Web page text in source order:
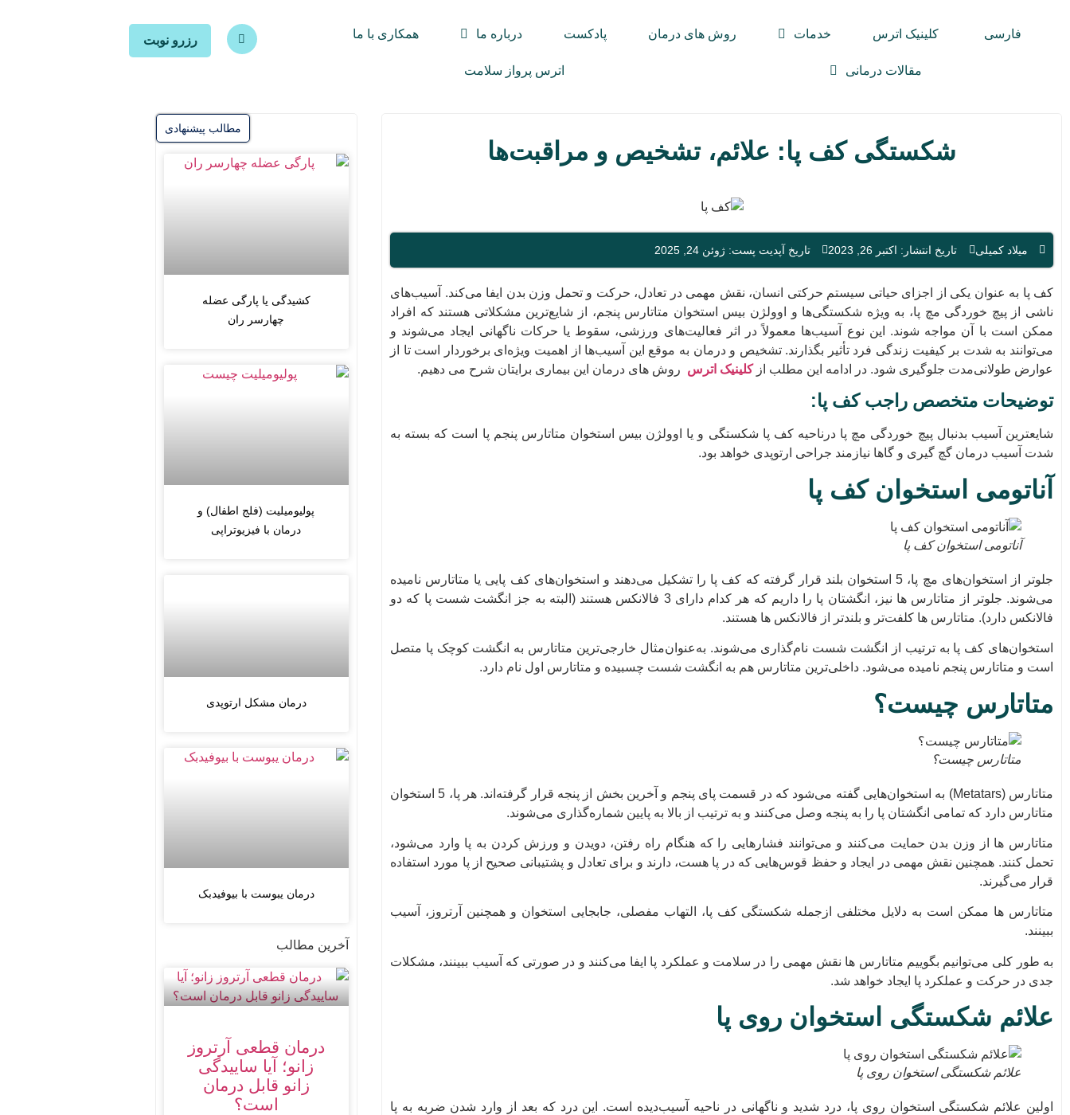
فارسی کلینیک اترس خدمات روش های درمان پادکست درباره ما همکاری با ما
مقالات درمانی اترس پرواز سلامت
رزرو نوبت
شکستگی کف پا: علائم، تشخیص و مراقبت‌ها
میلاد کمیلی تاریخ انتشار: اکتبر 26, 2023 تاریخ آپدیت پست: ژوئن 24, 2025
کف پا به عنوان یکی از اجزای حیاتی سیستم حرکتی انسان، نقش مهمی در تعادل، حرکت و تحمل وزن بدن ایفا می‌کند. آسیب‌های
ناشی از پیچ خوردگی مچ پا، به ویژه شکستگی‌ها و اوولژن بیس استخوان متاتارس پنجم، از شایع‌ترین مشکلاتی هستند که افراد
ممکن است با آن مواجه شوند. این نوع آسیب‌ها معمولاً در اثر فعالیت‌های ورزشی، سقوط یا حرکات ناگهانی ایجاد می‌شوند و
می‌توانند به شدت بر کیفیت زندگی فرد تأثیر بگذارند. تشخیص و درمان به موقع این آسیب‌ها از اهمیت ویژه‌ای برخوردار است تا از
عوارض طولانی‌مدت جلوگیری شود. در ادامه این مطلب ازکلینیک اترس روش های درمان این بیماری برایتان شرح می دهیم.
توضیحات متخصص راجب کف پا:
شایعترین آسیب بدنبال پیچ خوردگی مچ پا درناحیه کف پا شکستگی و یا اوولژن بیس استخوان متاتارس پنجم پا است که بسته به
شدت آسیب درمان گچ گیری و گاها نیازمند جراحی ارتوپدی خواهد بود.
آناتومی استخوان کف پا
آناتومی استخوان کف پا
جلوتر از استخوان‌های مچ پا، 5 استخوان بلند قرار گرفته که کف پا را تشکیل می‌دهند و استخوان‌های کف پایی یا متاتارس نامیده
می‌شوند. جلوتر از متاتارس ها نیز، انگشتان پا را داریم که هر کدام دارای 3 فالانکس هستند (البته به جز انگشت شست پا که دو
فالانکس دارد). متاتارس ها کلفت‌تر و بلندتر از فالانکس ها هستند.
استخوان‌های کف پا به ترتیب از انگشت شست نام‌گذاری می‌شوند. به‌عنوان‌مثال خارجی‌ترین متاتارس به انگشت کوچک پا متصل
است و متاتارس پنجم نامیده می‌شود. داخلی‌ترین متاتارس هم به انگشت شست چسبیده و متاتارس اول نام دارد.
متاتارس چیست؟
متاتارس چیست؟
متاتارس (Metatars) به استخوان‌هایی گفته می‌شود که در قسمت پای پنجم و آخرین بخش از پنجه قرار گرفته‌اند. هر پا، 5 استخوان
متاتارس دارد که تمامی انگشتان پا را به پنجه وصل می‌کنند و به ترتیب از بالا به پایین شماره‌گذاری می‌شوند.
متاتارس ها از وزن بدن حمایت می‌کنند و می‌توانند فشارهایی را که هنگام راه رفتن، دویدن و ورزش کردن به پا وارد می‌شود،
تحمل کنند. همچنین نقش مهمی در ایجاد و حفظ قوس‌هایی که در پا هست، دارند و برای تعادل و پشتیبانی صحیح از پا مورد استفاده
قرار می‌گیرند.
متاتارس ها ممکن است به دلایل مختلفی ازجمله شکستگی کف پا، التهاب مفصلی، جابجایی استخوان و همچنین آرتروز، آسیب
ببینند.
به طور کلی می‌توانیم بگوییم متاتارس ها نقش مهمی را در سلامت و عملکرد پا ایفا می‌کنند و در صورتی که آسیب ببینند، مشکلات
جدی در حرکت و عملکرد پا ایجاد خواهد شد.
علائم شکستگی استخوان روی پا
علائم شکستگی استخوان روی پا
اولین علائم شکستگی استخوان روی پا، درد شدید و ناگهانی در ناحیه آسیب‌دیده است. این درد که بعد از وارد شدن ضربه به پا
مطالب پیشنهادی
کشیدگی یا پارگی عضله
چهارسر ران
پولیومیلیت (فلج اطفال) و
درمان با فیزیوتراپی
درمان مشکل ارتوپدی
درمان یبوست با بیوفیدبک
آخرین مطالب
درمان قطعی آرتروز
زانو؛ آیا ساییدگی
زانو قابل درمان
است؟